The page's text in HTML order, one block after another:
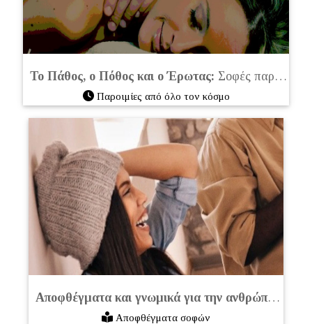
Το Πάθος, ο Πόθος και ο Έρωτας: Σοφές παροιμίες από όλο τον κόσμο
Παροιμίες από όλο τον κόσμο
Αποφθέγματα και γνωμικά για την ανθρώπινη βλακεία
Αποφθέγματα σοφών